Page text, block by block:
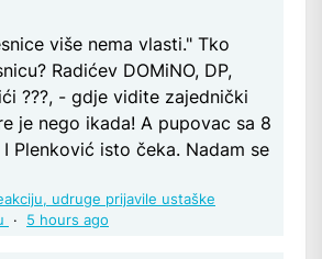
više nema vlasti." Tko
Radićev DOMiNO, DP,
???, - gdje vidite zajednički
je nego ikada! A pupovac sa 8
Plenković isto čeka. Nadam se
udruge prijavile ustaške
· 5 hours ago